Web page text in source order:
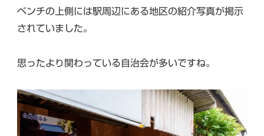
ベンチの上側には駅周辺にある地区の紹介写真が掲示
されていました。
思ったより関わっている自治会が多いですね。